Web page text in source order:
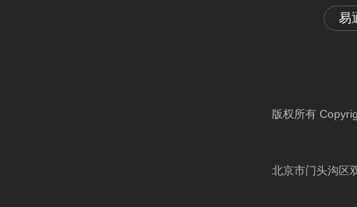
易
版权所有
北京市门头沟区